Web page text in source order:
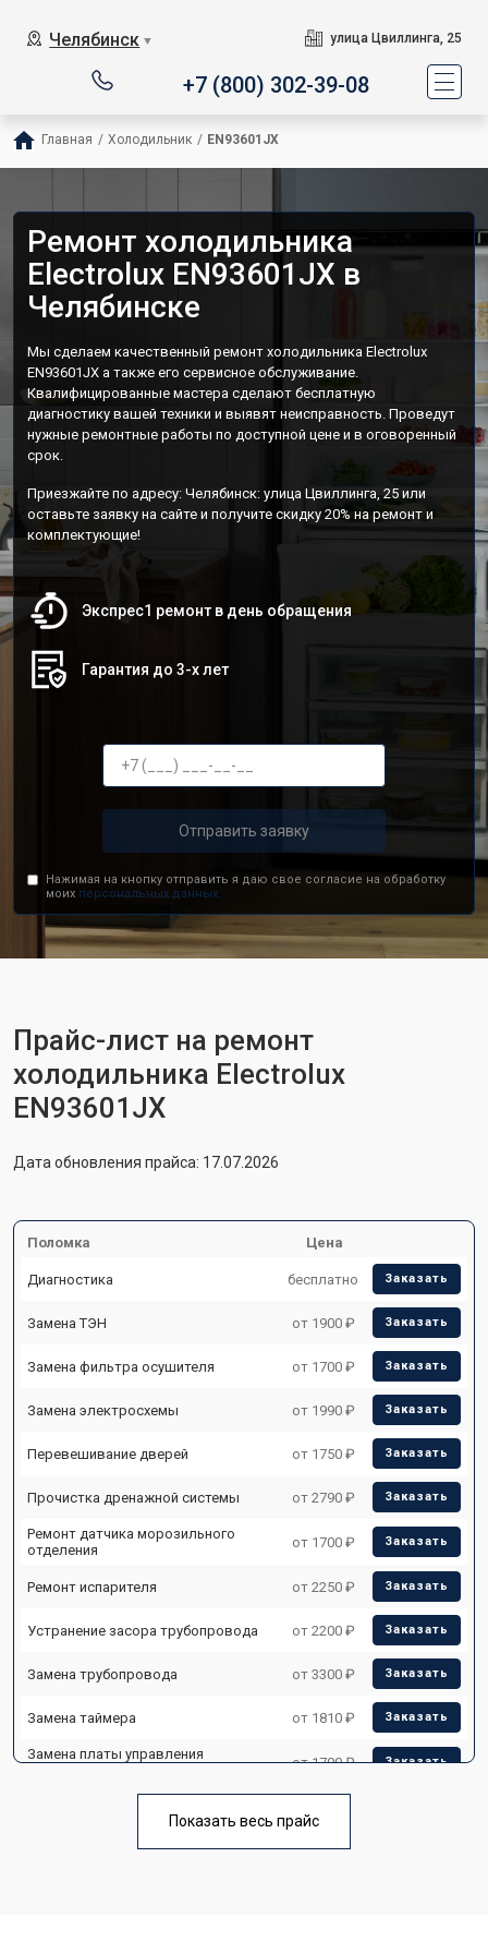
Челябинск ▼ улица Цвиллинга, 25
+7 (800) 302-39-08
Главная / Холодильник / EN93601JX
Ремонт холодильника
Electrolux EN93601JX в
Челябинске
Мы сделаем качественный ремонт холодильника Electrolux
EN93601JX а также его сервисное обслуживание.
Квалифицированные мастера сделают бесплатную
диагностику вашей техники и выявят неисправность. Проведут
нужные ремонтные работы по доступной цене и в оговоренный
срок.
Приезжайте по адресу: Челябинск: улица Цвиллинга, 25 или
оставьте заявку на сайте и получите скидку 20% на ремонт и
комплектующие!
Экспрес1 ремонт в день обращения
Гарантия до 3-х лет
Отправить заявку
Нажимая на кнопку отправить я даю свое согласие на обработку
моих персональных данных.
Прайс-лист на ремонт
холодильника Electrolux
EN93601JX
Дата обновления прайса: 17.07.2026
Поломка Цена
Диагностика бесплатно Заказать
Замена ТЭН от 1900 ₽ Заказать
Замена фильтра осушителя от 1700 ₽ Заказать
Замена электросхемы от 1990 ₽ Заказать
Перевешивание дверей от 1750 ₽ Заказать
Прочистка дренажной системы от 2790 ₽ Заказать
Ремонт датчика морозильного
отделения
от 1700 ₽ Заказать
Ремонт испарителя от 2250 ₽ Заказать
Устранение засора трубопровода от 2200 ₽ Заказать
Замена трубопровода от 3300 ₽ Заказать
Замена таймера от 1810 ₽ Заказать
Замена платы управления
от 1700 ₽ Заказать
Ремонт/замена датчика
Замена термостата от 1700 ₽
Показать весь прайс